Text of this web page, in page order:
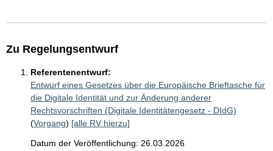
Zu Regelungsentwurf
Referentenentwurf:
Entwurf eines Gesetzes über die Europäische Brieftasche für
die Digitale Identität und zur Änderung anderer
Rechtsvorschriften (Digitale Identitätengesetz - DIdG)
(Vorgang) [alle RV hierzu]
Datum der Veröffentlichung: 26.03.2026